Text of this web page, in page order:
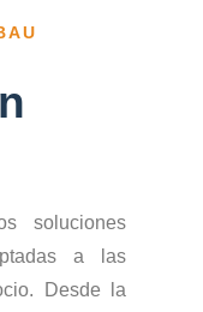
soluciones
a las
Desde la